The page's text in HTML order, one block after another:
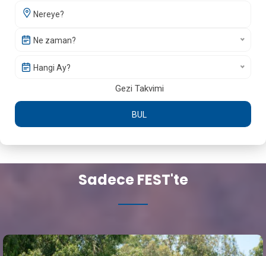
Ne zaman?
Hangi Ay?
Gezi Takvimi
BUL
Sadece FEST'te